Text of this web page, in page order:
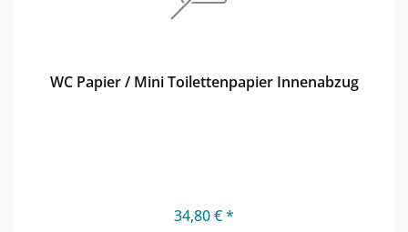
WC Papier / Mini Toilettenpapier Innenabzug
34,80 € *